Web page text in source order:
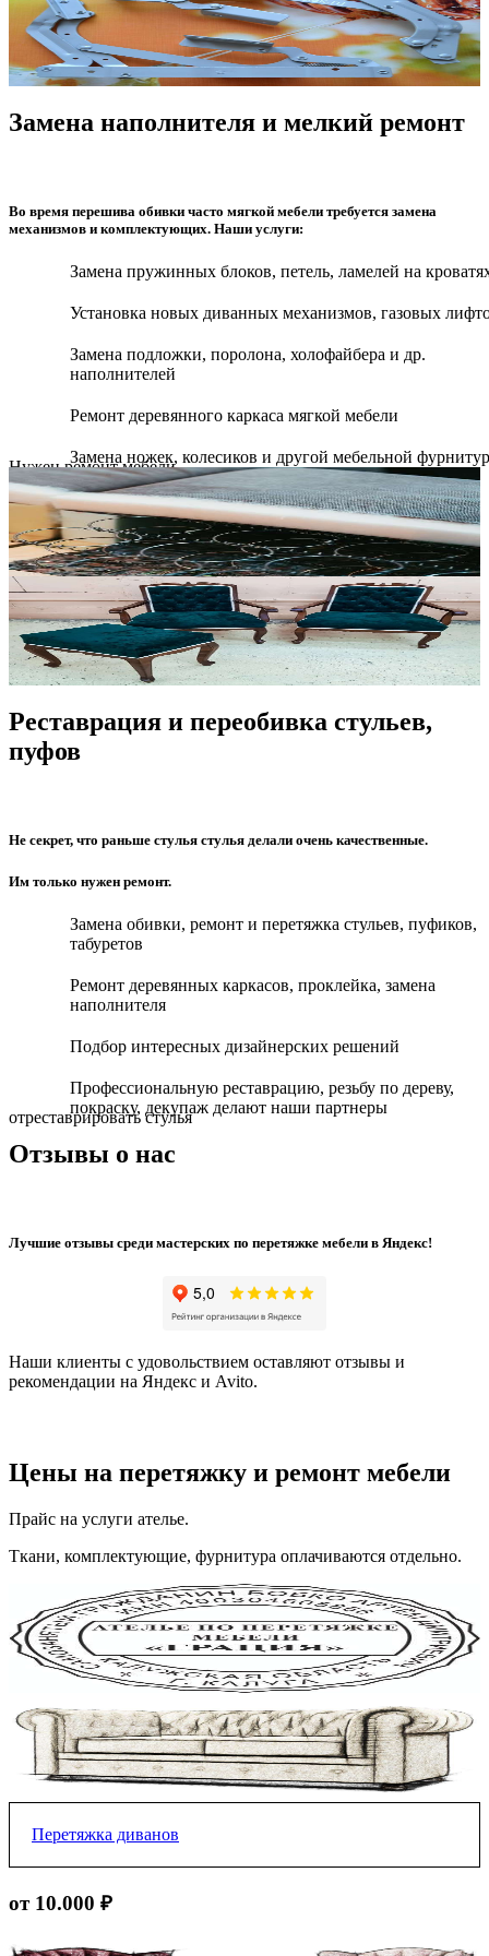
Замена наполнителя и мелкий ремонт
Во время перешива обивки часто мягкой мебели требуется замена
механизмов и комплектующих. Наши услуги:
Замена пружинных блоков, петель, ламелей на
Установка новых диванных механизмов, газовых
Замена подложки, поролона, холофайбера и др.
наполнителей
Ремонт деревянного каркаса мягкой мебели
Замена ножек, колесиков и другой мебельной
Нужен ремонт мебели
Реставрация и переобивка стульев,
пуфов
Не секрет, что раньше стулья стулья делали очень качественные.
Им только нужен ремонт.
Замена обивки, ремонт и перетяжка стульев, пуфиков,
табуретов
Ремонт деревянных каркасов, проклейка, замена
наполнителя
Подбор интересных дизайнерских решений
Профессиональную реставрацию, резьбу по дереву,
покраску, декупаж делают наши партнеры
отреставрировать стулья
Отзывы о нас
Лучшие отзывы среди мастерских по перетяжке мебели в Яндекс!
Наши клиенты с удовольствием оставляют отзывы и
рекомендации на Яндекс и Avito.
Цены на перетяжку и ремонт мебели
Прайс на услуги ателье.
Ткани, комплектующие, фурнитура оплачиваются отдельно.
Перетяжка диванов
Прямой без подлокотникой
от 10.000 ₽
от 10.000 ₽